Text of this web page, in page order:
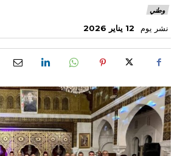
وطني
نشر يوم 12 يناير 2026